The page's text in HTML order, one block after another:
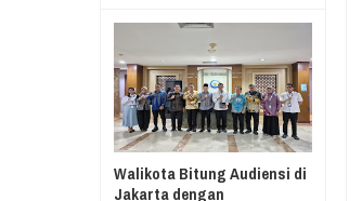
Walikota Bitung Audiensi di
Jakarta dengan